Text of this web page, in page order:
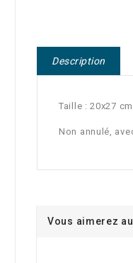
Description
Taille : 20x27
Non annulé,
Vous aimerez